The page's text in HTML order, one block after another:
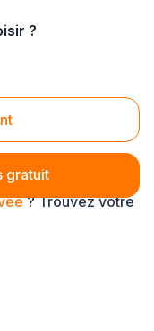
?
gratuit
? Trouvez votre